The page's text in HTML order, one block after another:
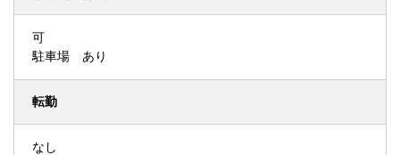
可
駐車場 あり
転勤
なし